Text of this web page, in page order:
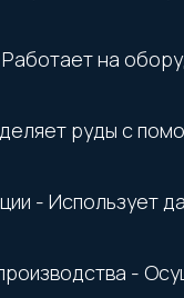
на
руды с
- Использует
-